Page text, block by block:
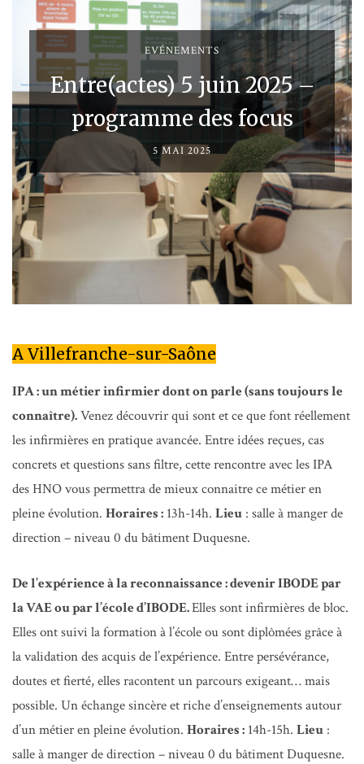
EVÉNEMENTS
Entre(actes) 5 juin 2025 –
programme des focus
5 MAI 2025
A Villefranche-sur-Saône
IPA : un métier infirmier dont on parle (sans toujours le
connaître).Venez découvrir qui sont et ce que font réellement
les infirmières en pratique avancée. Entre idées reçues, cas
concrets et questions sans filtre, cette rencontre avec les IPA
des HNO vous permettra de mieux connaitre ce métier en
pleine évolution. Horaires : 13h-14h. Lieu : salle à manger de
direction – niveau 0 du bâtiment Duquesne.
De l’expérience à la reconnaissance : devenir IBODE par
la VAE ou par l’école d’IBODE.Elles sont infirmières de bloc.
Elles ont suivi la formation à l’école ou sont diplômées grâce à
la validation des acquis de l’expérience. Entre persévérance,
doutes et fierté, elles racontent un parcours exigeant… mais
possible. Un échange sincère et riche d’enseignements autour
d’un métier en pleine évolution. Horaires : 14h-15h. Lieu :
salle à manger de direction – niveau 0 du bâtiment Duquesne.